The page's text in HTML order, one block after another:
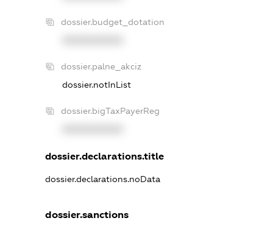
dossier.budget_dotation
dossier.palne_akciz
dossier.notInList
dossier.bigTaxPayerReg
dossier.declarations.title
dossier.declarations.noData
dossier.sanctions